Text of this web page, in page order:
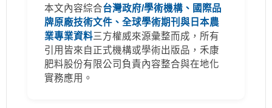
本文內容綜合台灣政府/學術機構、國際品
牌原廠技術文件、全球學術期刊與日本農
業專業資料三方權威來源彙整而成，所有
引用皆來自正式機構或學術出版品，禾康
肥料股份有限公司負責內容整合與在地化
實務應用。